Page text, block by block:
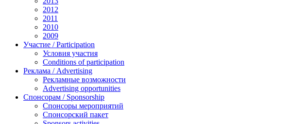
2012
2011
2010
2009
Участие / Рarticipation
Условия участия
Conditions of participation
Реклама / Advertising
Рекламные возможности
Advertising opportunities
Спонсорам / Sponsorship
Спонсоры мероприятий
Спонсорский пакет